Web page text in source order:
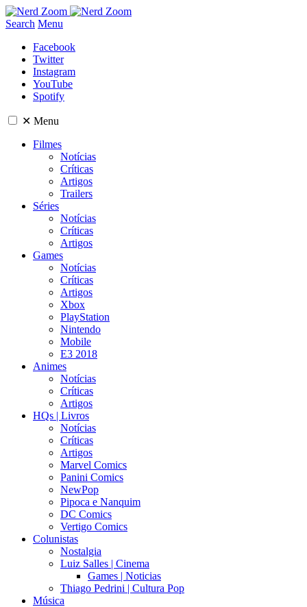
Search Menu
Facebook
Twitter
Instagram
YouTube
Spotify
✕ Menu
Filmes
Notícias
Críticas
Artigos
Trailers
Séries
Notícias
Críticas
Artigos
Games
Notícias
Críticas
Artigos
Xbox
PlayStation
Nintendo
Mobile
E3 2018
Animes
Notícias
Críticas
Artigos
HQs | Livros
Notícias
Críticas
Artigos
Marvel Comics
Panini Comics
NewPop
Pipoca e Nanquim
DC Comics
Vertigo Comics
Colunistas
Nostalgia
Luiz Salles | Cinema
Games | Noticias
Thiago Pedrini | Cultura Pop
Música